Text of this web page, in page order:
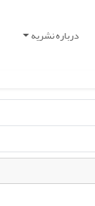
درباره نشریه